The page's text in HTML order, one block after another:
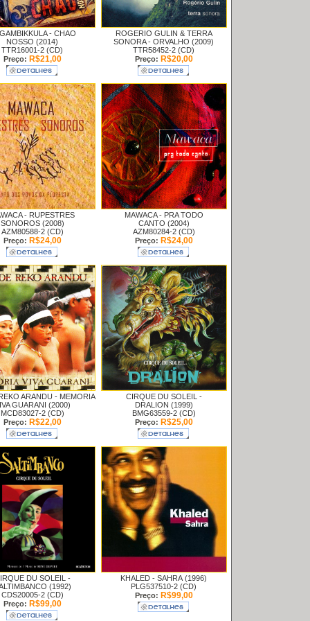
- CHAO
NOSSO (2014)
TTR16001-2 (CD)
Preço: R$21,00
ROGERIO GULIN & TERRA
SONORA - ORVALHO (2009)
TTR58452-2 (CD)
Preço: R$20,00
- RUPESTRES
SONOROS (2008)
AZM80588-2 (CD)
Preço: R$24,00
MAWACA - PRA TODO
CANTO (2004)
AZM80284-2 (CD)
Preço: R$24,00
ARANDU - MEMORIA
GUARANI (2000)
MCD83027-2 (CD)
Preço: R$22,00
CIRQUE DU SOLEIL -
DRALION (1999)
BMG63559-2 (CD)
Preço: R$25,00
DU SOLEIL -
(1992)
CDS20005-2 (CD)
Preço: R$99,00
KHALED - SAHRA (1996)
PLG537510-2 (CD)
Preço: R$99,00